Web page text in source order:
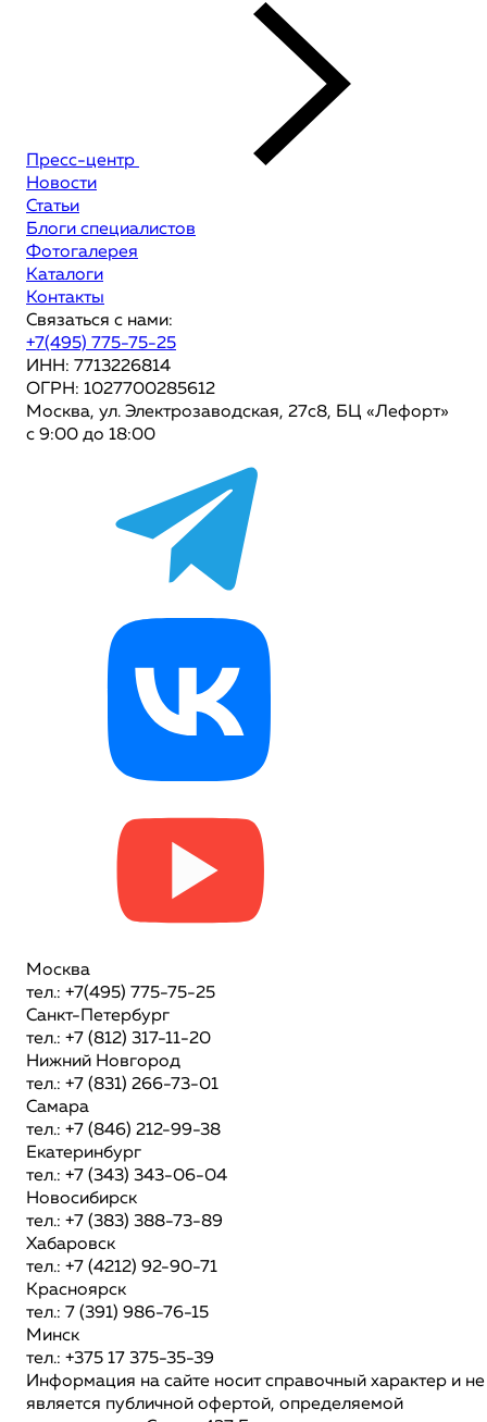
Пресс-центр
Новости
Статьи
Блоги специалистов
Фотогалерея
Каталоги
Контакты
Связаться с нами:
+7(495) 775-75-25
ИНН: 7713226814
ОГРН: 1027700285612
Москва, ул. Электрозаводская, 27с8, БЦ «Лефорт»
с 9:00 до 18:00
Москва
тел.: +7(495) 775-75-25
Санкт-Петербург
тел.: +7 (812) 317-11-20
Нижний Новгород
тел.: +7 (831) 266-73-01
Самара
тел.: +7 (846) 212-99-38
Екатеринбург
тел.: +7 (343) 343-06-04
Новосибирск
тел.: +7 (383) 388-73-89
Хабаровск
тел.: +7 (4212) 92-90-71
Красноярск
тел.: 7 (391) 986-76-15
Минск
тел.: +375 17 375-35-39
Информация на сайте носит справочный характер и не
является публичной офертой, определяемой